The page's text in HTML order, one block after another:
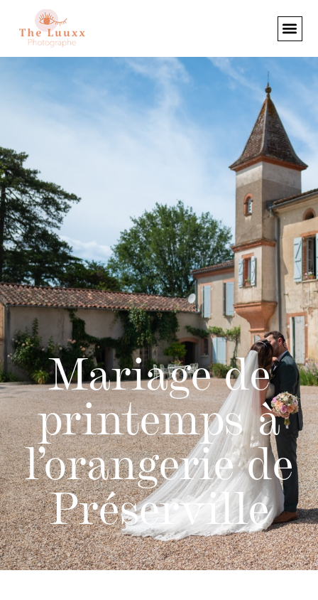
Mariage de
printemps à
l’orangerie de
Préserville